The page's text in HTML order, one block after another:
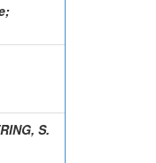
;
S.